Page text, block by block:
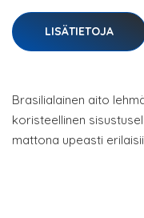
LISÄTIETOJA
Brasilialainen aito
koristeellinen
mattona upeasti